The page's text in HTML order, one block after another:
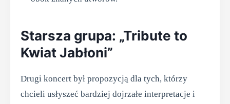
Starsza grupa: „Tribute to
Kwiat Jabłoni”
Drugi koncert był propozycją dla tych, którzy
chcieli usłyszeć bardziej dojrzałe interpretacje i